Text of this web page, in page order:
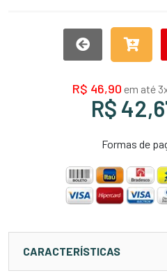
R$ 46,90 em até
R$
Formas de
CARACTERÍSTICAS